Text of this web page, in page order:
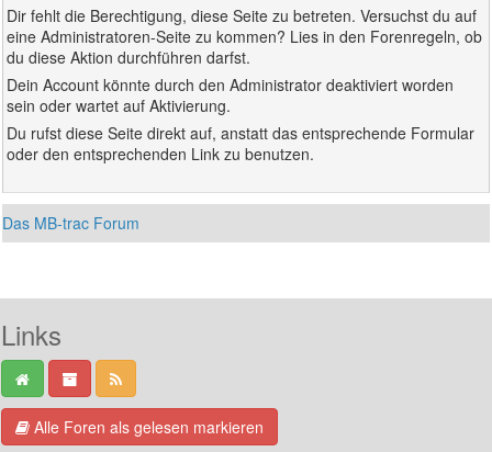
Dir fehlt die Berechtigung, diese Seite zu betreten. Versuchst du auf
eine Administratoren-Seite zu kommen? Lies in den Forenregeln, ob
du diese Aktion durchführen darfst.
Dein Account könnte durch den Administrator deaktiviert worden
sein oder wartet auf Aktivierung.
Du rufst diese Seite direkt auf, anstatt das entsprechende Formular
oder den entsprechenden Link zu benutzen.
Das MB-trac Forum
Links
Alle Foren als gelesen markieren